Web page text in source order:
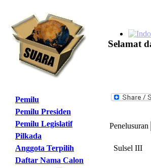
Selamat
Pemilu
Pemilu Presiden
Pemilu Legislatif
Pilkada
Anggota Terpilih
Daftar Nama Calon
Penelusuran
Sulsel III